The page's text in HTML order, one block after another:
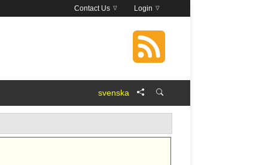
Login
Contact Us
svenska